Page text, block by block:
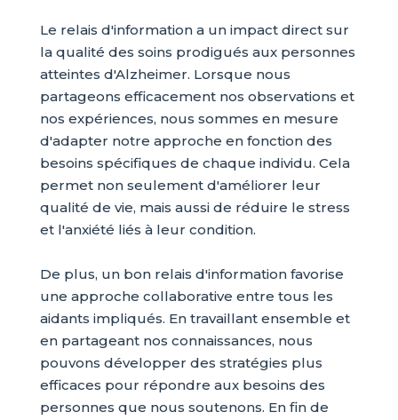
Le relais d'information a un impact direct sur
la qualité des soins prodigués aux personnes
atteintes d'Alzheimer. Lorsque nous
partageons efficacement nos observations et
nos expériences, nous sommes en mesure
d'adapter notre approche en fonction des
besoins spécifiques de chaque individu. Cela
permet non seulement d'améliorer leur
qualité de vie, mais aussi de réduire le stress
et l'anxiété liés à leur condition.
De plus, un bon relais d'information favorise
une approche collaborative entre tous les
aidants impliqués. En travaillant ensemble et
en partageant nos connaissances, nous
pouvons développer des stratégies plus
efficaces pour répondre aux besoins des
personnes que nous soutenons. En fin de